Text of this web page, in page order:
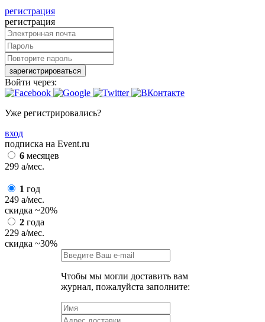
регистрация
регистрация
зарегистрироваться
Войти через:
Уже регистрировались?
вход
подписка на Event.ru
6 месяцев
299 a/мес.
1 год
249 a/мес.
скидка ~20%
2 года
229 a/мес.
скидка ~30%
Чтобы мы могли доставить вам
журнал, пожалуйста заполните: